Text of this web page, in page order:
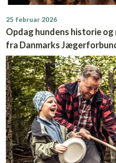
25 februar 2026
Opdag hundens historie
fra Danmarks